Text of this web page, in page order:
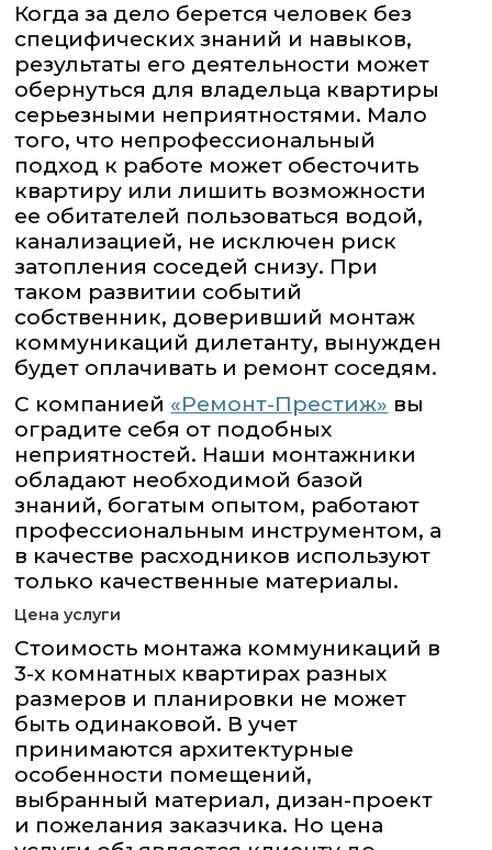
Когда за дело берется человек без
специфических знаний и навыков,
результаты его деятельности может
обернуться для владельца квартиры
серьезными неприятностями. Мало
того, что непрофессиональный
подход к работе может обесточить
квартиру или лишить возможности
ее обитателей пользоваться водой,
канализацией, не исключен риск
затопления соседей снизу. При
таком развитии событий
собственник, доверивший монтаж
коммуникаций дилетанту, вынужден
будет оплачивать и ремонт соседям.
С компанией «Ремонт-Престиж» вы
оградите себя от подобных
неприятностей. Наши монтажники
обладают необходимой базой
знаний, богатым опытом, работают
профессиональным инструментом, а
в качестве расходников используют
только качественные материалы.
Цена услуги
Стоимость монтажа коммуникаций в
3-х комнатных квартирах разных
размеров и планировки не может
быть одинаковой. В учет
принимаются архитектурные
особенности помещений,
выбранный материал, дизан-проект
и пожелания заказчика. Но цена